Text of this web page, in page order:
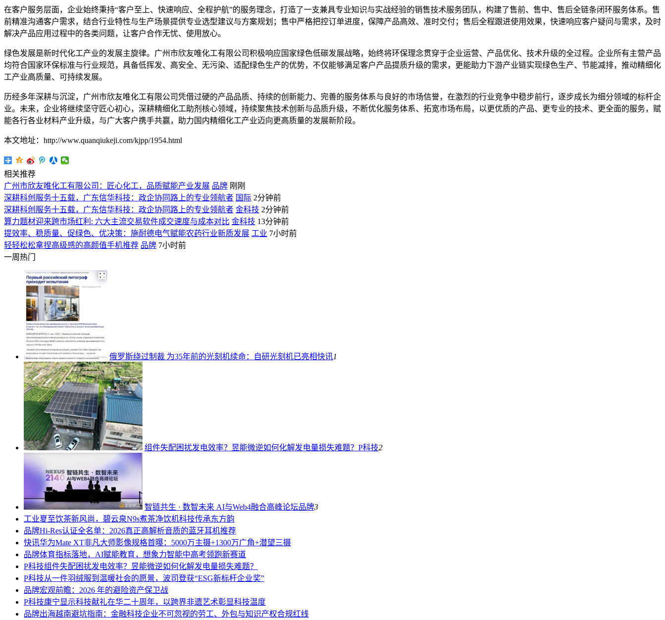
在客户服务层面，企业始终秉持“客户至上、快速响应、全程护航”的服务理念，打造了一支兼具专业知识与实战经验的销售技术服务团队，构建了售前、售中、售后全链条闭环服务体系。售
前精准沟通客户需求，结合行业特性与生产场景提供专业选型建议与方案规划；售中严格把控订单进度，保障产品高效、准时交付；售后全程跟进使用效果，快速响应客户疑问与需求，及时
解决产品应用过程中的各类问题，让客户合作无忧、使用放心。
绿色发展是新时代化工产业的发展主旋律。广州市欣友唯化工有限公司积极响应国家绿色低碳发展战略，始终将环保理念贯穿于企业运营、产品优化、技术升级的全过程。企业所有主营产品
均符合国家环保标准与行业规范，具备低挥发、高安全、无污染、适配绿色生产的优势，不仅能够满足客户产品提质升级的需求，更能助力下游产业链实现绿色生产、节能减排，推动精细化
工产业高质量、可持续发展。
历经多年深耕与沉淀，广州市欣友唯化工有限公司凭借过硬的产品品质、持续的创新能力、完善的服务体系与良好的市场信誉，在激烈的行业竞争中稳步前行，逐步成长为细分领域的标杆企
业。未来，企业将继续坚守匠心初心，深耕精细化工助剂核心领域，持续聚焦技术创新与品质升级，不断优化服务体系、拓宽市场布局，以更优质的产品、更专业的技术、更全面的服务，赋
能各行各业材料产业升级，与广大客户携手共赢，助力国内精细化工产业迈向更高质量的发展新阶段。
本文地址：http://www.quanqiukeji.com/kjpp/1954.html
相关推荐
广州市欣友唯化工有限公司：匠心化工，品质赋能产业发展 品牌 刚刚
深耕科创服务十五载，广东信华科技：政企协同路上的专业领航者 国际 2分钟前
深耕科创服务十五载，广东信华科技：政企协同路上的专业领航者 金科技 2分钟前
算力题材迎来跨市场红利: 六大主流交易软件成交速度与成本对比 金科技 13分钟前
提效率、稳质量、促绿色、优决策：施耐德电气赋能农药行业新质发展 工业 7小时前
轻轻松松拿捏高级感的高颜值手机推荐 品牌 7小时前
一周热门
俄罗斯绕过制裁 为35年前的光刻机续命：自研光刻机已亮相快讯1
组件失配困扰发电效率？昱能微逆如何化解发电量损失难题？ P科技2
智链共生 · 数智未来 AI与Web4融合高峰论坛品牌3
工业夏至饮茶新风尚，碧云泉N9s煮茶净饮机科技传承东方韵
品牌Hi-Res认证全名单：2026真正高解析音质的蓝牙耳机推荐
快讯华为Mate XT非凡大师影像规格首曝：5000万主摄+1300万广角+潜望三摄
品牌体育指标落地，AI赋能教育，想象力智能中高考领跑新赛道
P科技组件失配困扰发电效率？昱能微逆如何化解发电量损失难题？
P科技从一件羽绒服到温暖社会的愿景，波司登获“ESG新标杆企业奖”
品牌宏观前瞻：2026 年的避险资产保卫战
P科技康宁显示科技献礼在华二十周年，以跨界非遗艺术彰显科技温度
品牌出海越南避坑指南：金融科技企业不可忽视的劳工、外包与知识产权合规红线